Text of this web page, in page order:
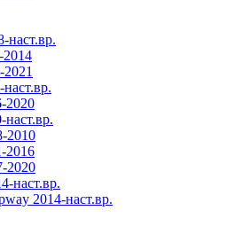
наст.вр.
2014
2020
наст.вр.
2010
2016
2020
наст.вр.
2014-наст.вр.